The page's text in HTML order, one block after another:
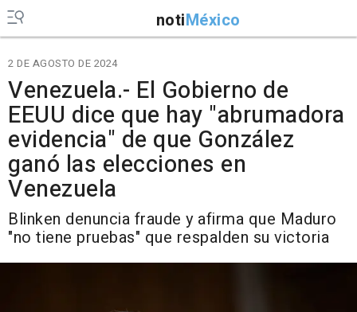
notiMéxico
2 DE AGOSTO DE 2024
Venezuela.- El Gobierno de
EEUU dice que hay "abrumadora
evidencia" de que González
ganó las elecciones en
Venezuela
Blinken denuncia fraude y afirma que Maduro
"no tiene pruebas" que respalden su victoria